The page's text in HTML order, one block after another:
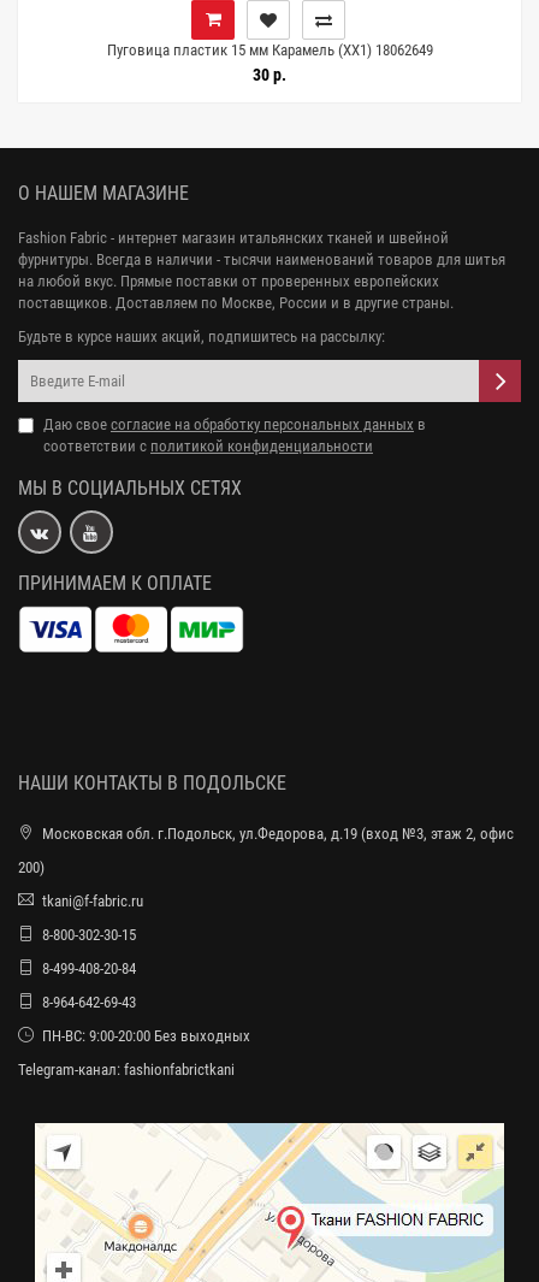
Пуговица пластик 15 мм Карамель (XX1) 18062649
30 р.
О НАШЕМ МАГАЗИНЕ
Fashion Fabric - интернет магазин итальянских тканей и швейной
фурнитуры. Всегда в наличии - тысячи наименований товаров для шитья
на любой вкус. Прямые поставки от проверенных европейских
поставщиков. Доставляем по Москве, России и в другие страны.
Будьте в курсе наших акций, подпишитесь на рассылку:
Даю свое согласие на обработку персональных данных в
соответствии с политикой конфиденциальности
МЫ В СОЦИАЛЬНЫХ СЕТЯХ
ПРИНИМАЕМ К ОПЛАТЕ
НАШИ КОНТАКТЫ В ПОДОЛЬСКЕ
Московская обл. г.Подольск, ул.Федорова, д.19 (вход №3, этаж 2, офис
200)
tkani@f-fabric.ru
8-800-302-30-15
8-499-408-20-84
8-964-642-69-43
ПН-ВС: 9:00-20:00 Без выходных
Telegram-канал: fashionfabrictkani